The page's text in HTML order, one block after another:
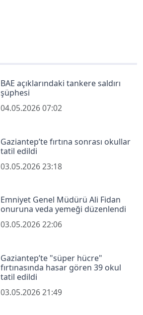
BAE açıklarındaki tankere saldırı
şüphesi
04.05.2026 07:02
Gaziantep’te fırtına sonrası okullar
tatil edildi
03.05.2026 23:18
Emniyet Genel Müdürü Ali Fidan
onuruna veda yemeği düzenlendi
03.05.2026 22:06
Gaziantep’te "süper hücre"
fırtınasında hasar gören 39 okul
tatil edildi
03.05.2026 21:49